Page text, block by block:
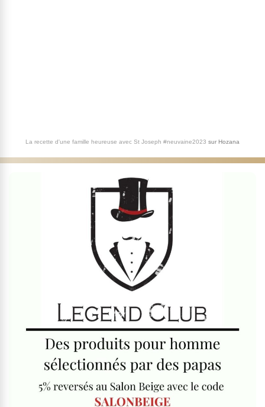
La recette d'une famille heureuse avec St Joseph #neuvaine2023 sur Hozana